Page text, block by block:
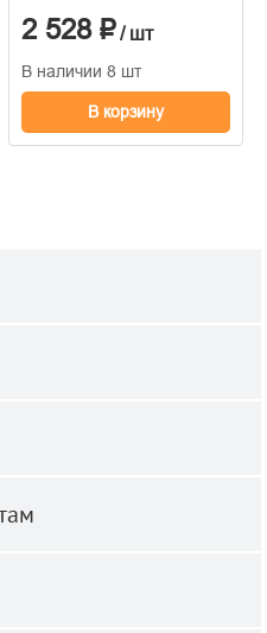
1.06м x 10.05
2 528 ₽/ шт
В наличии 8 шт
В корзину